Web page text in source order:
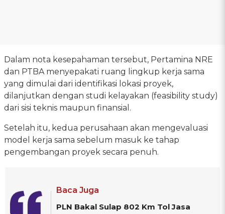
Dalam nota kesepahaman tersebut, Pertamina NRE
dan PTBA menyepakati ruang lingkup kerja sama
yang dimulai dari identifikasi lokasi proyek,
dilanjutkan dengan studi kelayakan (feasibility study)
dari sisi teknis maupun finansial.
Setelah itu, kedua perusahaan akan mengevaluasi
model kerja sama sebelum masuk ke tahap
pengembangan proyek secara penuh.
Baca Juga
PLN Bakal Sulap 802 Km Tol Jasa